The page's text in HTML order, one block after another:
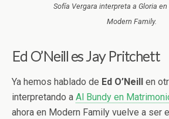
Sofía Vergara interpreta a Gloria
Modern Family.
Ed O’Neill es Jay Pritchett
Ya hemos hablado de Ed O’Neill
en
interpretando a Al Bundy en
ahora en Modern Family vuelve a ser